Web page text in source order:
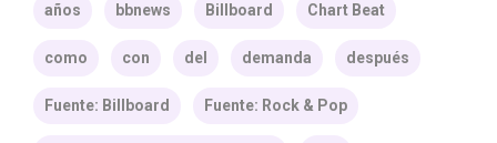
años bbnews Billboard Chart Beat
como con del demanda después
Fuente: Billboard Fuente: Rock & Pop